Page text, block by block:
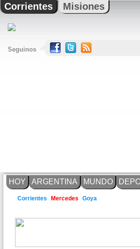
Corrientes Misiones
Seguinos
HOY ARGENTINA MUNDO
Corrientes Mercedes Goya